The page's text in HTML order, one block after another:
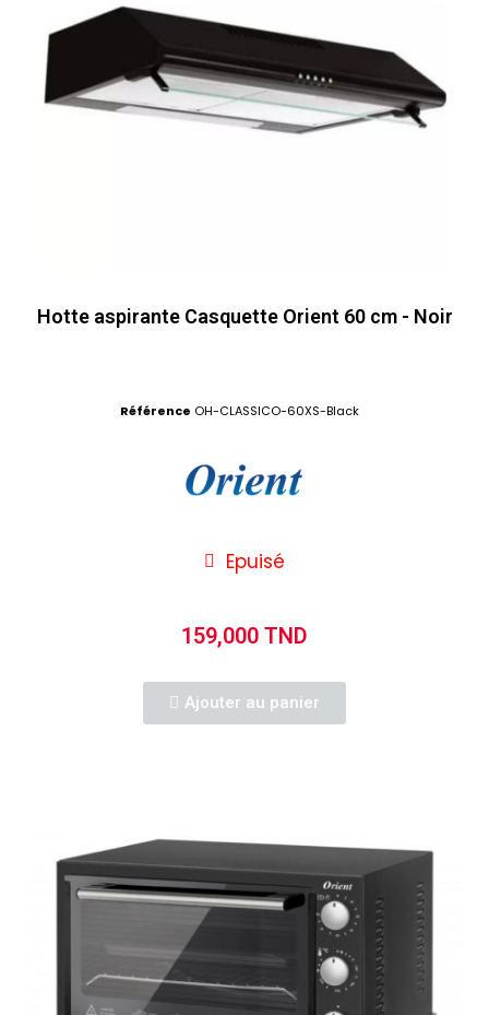
Hotte aspirante Casquette Orient 60 cm - Noir
Référence OH-CLASSICO-60XS-Black
Epuisé
159,000 TND
Ajouter au panier